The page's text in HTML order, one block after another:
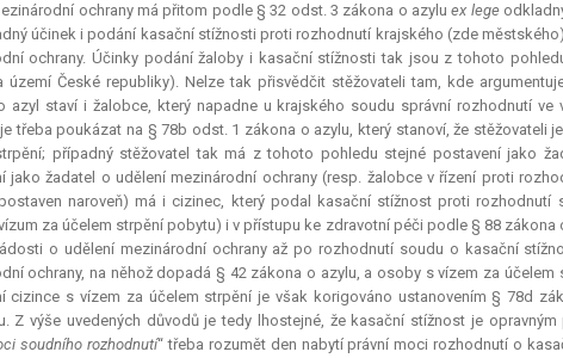
ochrany má přitom podle § 32 odst. 3 zákona o azyluex lege
účinek i podání kasační stížnosti proti rozhodnutí krajského (zde
ochrany. Účinky podání žaloby i kasační stížnosti tak jsou z tohoto
území České republiky). Nelze tak přisvědčit stěžovateli tam, kde
azyl staví i žalobce, který napadne u krajského soudu správní rozhodnutí
třeba poukázat na § 78b odst. 1 zákona o azylu, který stanoví, že stěžovateli
případný stěžovatel tak má z tohoto pohledu stejné postavení jako
jako žadatel o udělení mezinárodní ochrany (resp. žalobce v řízení proti
naroveň) má i cizinec, který podal kasační stížnost proti rozhodnutí
za účelem strpění pobytu) i v přístupu ke zdravotní péči podle § 88 zákona
o udělení mezinárodní ochrany až po rozhodnutí soudu o kasační
ochrany, na něhož dopadá § 42 zákona o azylu, a osoby s vízem za
cizince s vízem za účelem strpění je však korigováno ustanovením § 78d
Z výše uvedených důvodů je tedy lhostejné, že kasační stížnost je
soudního rozhodnutí“ třeba rozumět den nabytí právní moci rozhodnutí o